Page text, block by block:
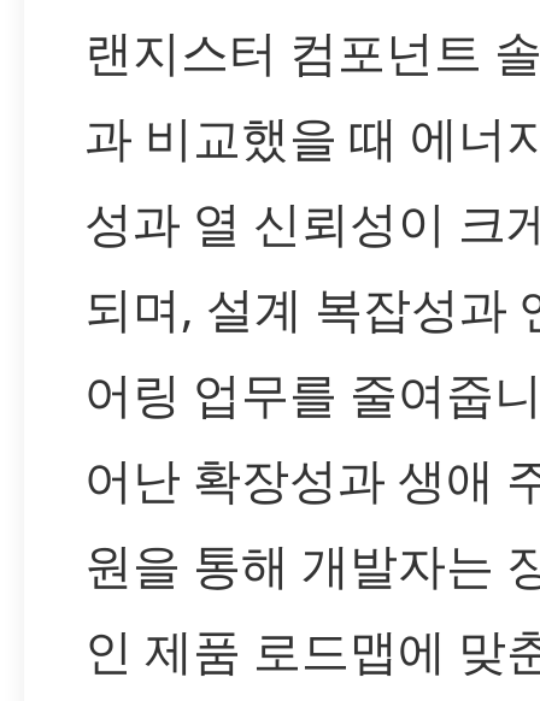
랜지스터 컴포넌트
과 비교했을 때 에너
성과 열 신뢰성이 크
되며, 설계 복잡성과
어링 업무를 줄여줍
어난 확장성과 생애
원을 통해 개발자는
인 제품 로드맵에 맞